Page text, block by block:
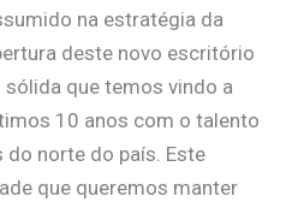
na estratégia da
deste novo escritório
que temos vindo a
10 anos com o talento
norte do país. Este
que queremos manter